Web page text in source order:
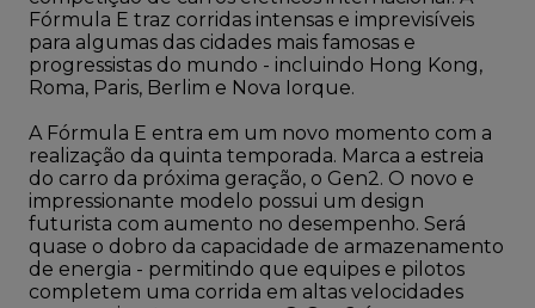
Fórmula E traz corridas intensas e imprevisíveis
para algumas das cidades mais famosas e
progressistas do mundo - incluindo Hong Kong,
Roma, Paris, Berlim e Nova Iorque.
A Fórmula E entra em um novo momento com a
realização da quinta temporada. Marca a estreia
do carro da próxima geração, o Gen2. O novo e
impressionante modelo possui um design
futurista com aumento no desempenho. Será
quase o dobro da capacidade de armazenamento
de energia - permitindo que equipes e pilotos
completem uma corrida em altas velocidades